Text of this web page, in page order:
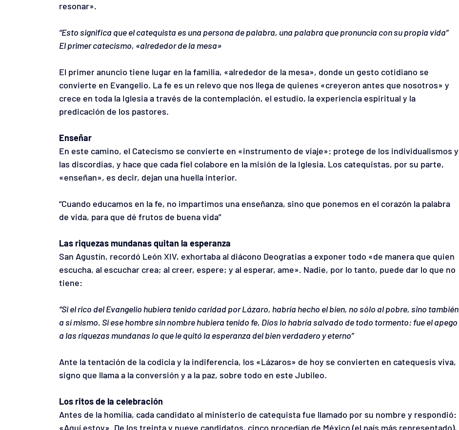
resonar».
“Esto significa que el catequista es una persona de palabra, una palabra que pronuncia con su propia vida”
El primer catecismo, «alrededor de la mesa»
El primer anuncio tiene lugar en la familia, «alrededor de la mesa», donde un gesto cotidiano se
convierte en Evangelio. La fe es un relevo que nos llega de quienes «creyeron antes que nosotros» y
crece en toda la Iglesia a través de la contemplación, el estudio, la experiencia espiritual y la
predicación de los pastores.
Enseñar
En este camino, el Catecismo se convierte en «instrumento de viaje»: protege de los individualismos y
las discordias, y hace que cada fiel colabore en la misión de la Iglesia. Los catequistas, por su parte,
«enseñan», es decir, dejan una huella interior.
“Cuando educamos en la fe, no impartimos una enseñanza, sino que ponemos en el corazón la palabra
de vida, para que dé frutos de buena vida”
Las riquezas mundanas quitan la esperanza
San Agustín, recordó León XIV, exhortaba al diácono Deogratias a exponer todo «de manera que quien
escucha, al escuchar crea; al creer, espere; y al esperar, ame». Nadie, por lo tanto, puede dar lo que no
tiene:
“Si el rico del Evangelio hubiera tenido caridad por Lázaro, habría hecho el bien, no sólo al pobre, sino también
a sí mismo. Si ese hombre sin nombre hubiera tenido fe, Dios lo habría salvado de todo tormento: fue el apego
a las riquezas mundanas lo que le quitó la esperanza del bien verdadero y eterno”
Ante la tentación de la codicia y la indiferencia, los «Lázaros» de hoy se convierten en catequesis viva,
signo que llama a la conversión y a la paz, sobre todo en este Jubileo.
Los ritos de la celebración
Antes de la homilía, cada candidato al ministerio de catequista fue llamado por su nombre y respondió:
«Aquí estoy». De los treinta y nueve candidatos, cinco procedían de México (el país más representado),